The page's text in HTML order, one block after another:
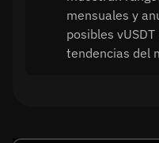
mensuales y
posibles
tendencias del